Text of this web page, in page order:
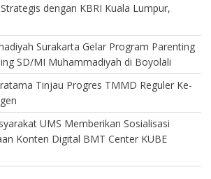
dengan KBRI Kuala Lumpur,
Surakarta Gelar Program Parenting
SD/MI Muhammadiyah di Boyolali
Tinjau Progres TMMD Reguler Ke-
UMS Memberikan Sosialisasi
Konten Digital BMT Center KUBE